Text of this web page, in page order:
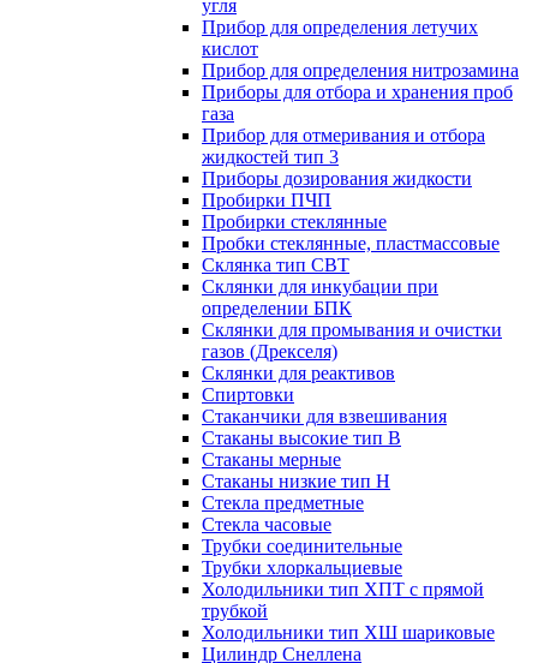
угля
Прибор для определения летучих
кислот
Прибор для определения нитрозамина
Приборы для отбора и хранения проб
газа
Прибор для отмеривания и отбора
жидкостей тип 3
Приборы дозирования жидкости
Пробирки ПЧП
Пробирки стеклянные
Пробки стеклянные, пластмассовые
Склянка тип СВТ
Склянки для инкубации при
определении БПК
Склянки для промывания и очистки
газов (Дрекселя)
Склянки для реактивов
Спиртовки
Стаканчики для взвешивания
Стаканы высокие тип В
Стаканы мерные
Стаканы низкие тип Н
Стекла предметные
Стекла часовые
Трубки соединительные
Трубки хлоркальциевые
Холодильники тип ХПТ с прямой
трубкой
Холодильники тип ХШ шариковые
Цилиндр Снеллена